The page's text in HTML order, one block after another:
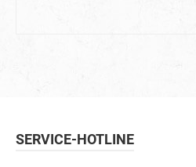
SERVICE-HOTLINE